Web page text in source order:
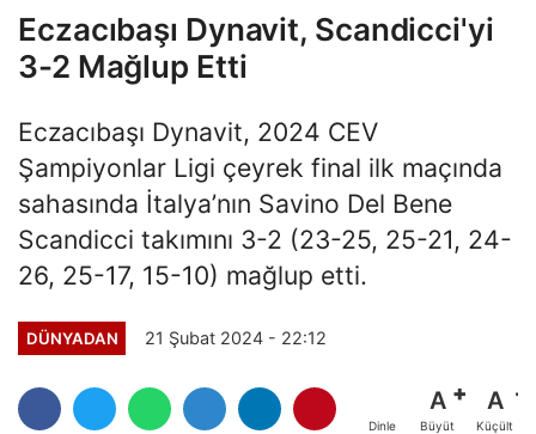
Eczacıbaşı Dynavit, Scandicci'yi
3-2 Mağlup Etti
Eczacıbaşı Dynavit, 2024 CEV
Şampiyonlar Ligi çeyrek final ilk maçında
sahasında İtalya’nın Savino Del Bene
Scandicci takımını 3-2 (23-25, 25-21, 24-
26, 25-17, 15-10) mağlup etti.
DÜNYADAN 21 Şubat 2024 - 22:12
Dinle
A
Büyüt
A
Küçült